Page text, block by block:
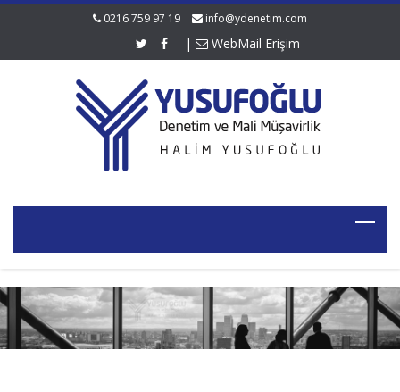
0216 759 97 19 info@ydenetim.com
| WebMail Erişim